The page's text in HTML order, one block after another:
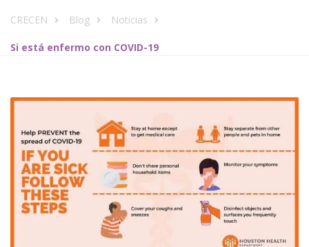
CRECEN Blog Noticias
Si está enfermo con COVID-19